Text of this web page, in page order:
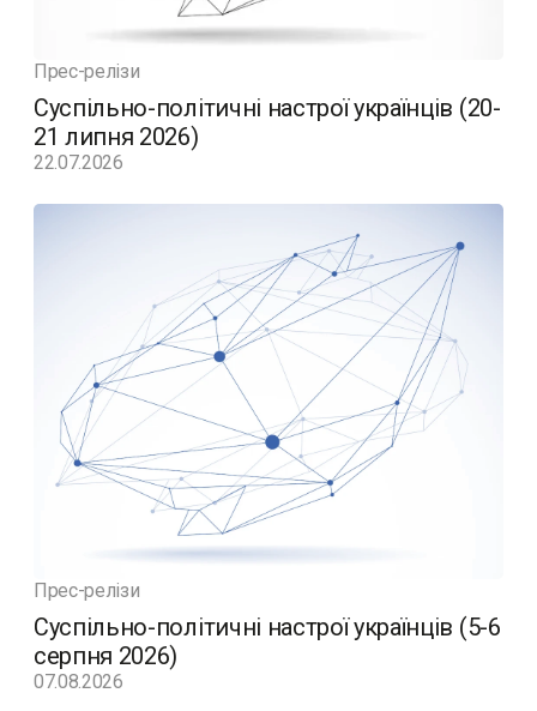
Прес-релізи
Суспільно-політичні настрої українців (20-
21 липня 2026)
22.07.2026
Прес-релізи
Суспільно-політичні настрої українців (5-6
серпня 2026)
07.08.2026